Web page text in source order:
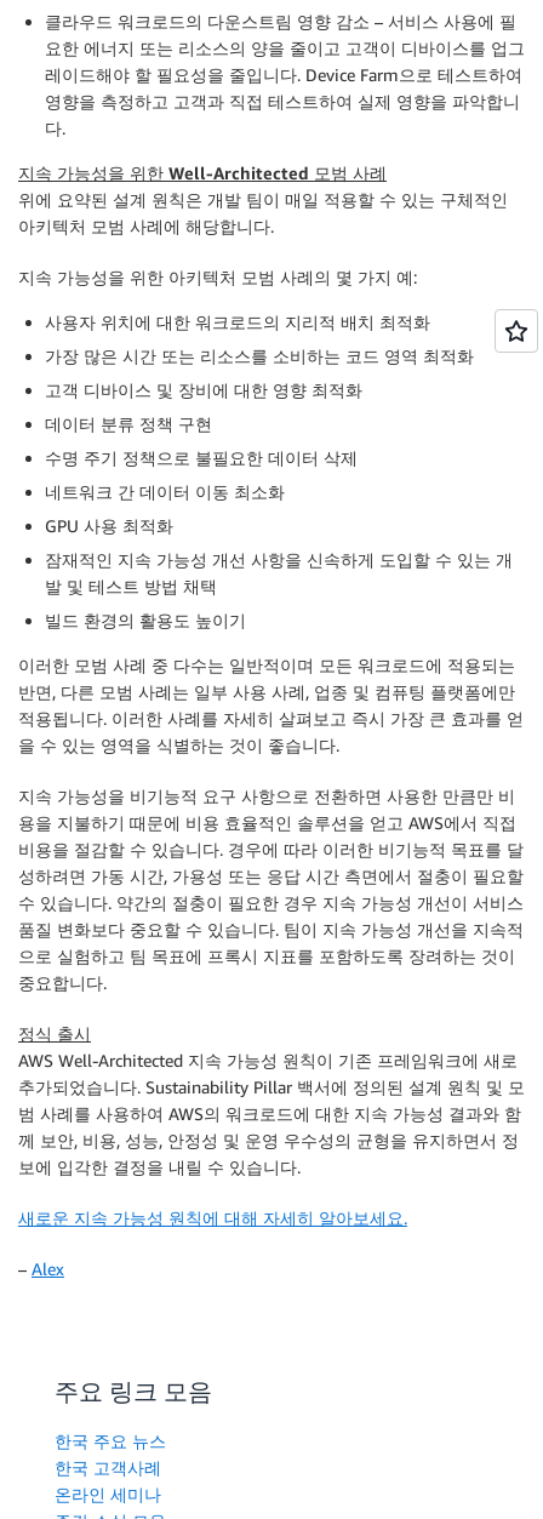
클라우드 워크로드의 다운스트림 영향 감소 – 서비스 사용에 필
요한 에너지 또는 리소스의 양을 줄이고 고객이 디바이스를 업그
레이드해야 할 필요성을 줄입니다. Device Farm으로 테스트하여
영향을 측정하고 고객과 직접 테스트하여 실제 영향을 파악합니
다.
지속 가능성을 위한 Well-Architected 모범 사례
위에 요약된 설계 원칙은 개발 팀이 매일 적용할 수 있는 구체적인
아키텍처 모범 사례에 해당합니다.
지속 가능성을 위한 아키텍처 모범 사례의 몇 가지 예:
사용자 위치에 대한 워크로드의 지리적 배치 최적화
가장 많은 시간 또는 리소스를 소비하는 코드 영역 최적화
고객 디바이스 및 장비에 대한 영향 최적화
데이터 분류 정책 구현
수명 주기 정책으로 불필요한 데이터 삭제
네트워크 간 데이터 이동 최소화
GPU 사용 최적화
잠재적인 지속 가능성 개선 사항을 신속하게 도입할 수 있는 개
발 및 테스트 방법 채택
빌드 환경의 활용도 높이기
이러한 모범 사례 중 다수는 일반적이며 모든 워크로드에 적용되는
반면, 다른 모범 사례는 일부 사용 사례, 업종 및 컴퓨팅 플랫폼에만
적용됩니다. 이러한 사례를 자세히 살펴보고 즉시 가장 큰 효과를 얻
을 수 있는 영역을 식별하는 것이 좋습니다.
지속 가능성을 비기능적 요구 사항으로 전환하면 사용한 만큼만 비
용을 지불하기 때문에 비용 효율적인 솔루션을 얻고 AWS에서 직접
비용을 절감할 수 있습니다. 경우에 따라 이러한 비기능적 목표를 달
성하려면 가동 시간, 가용성 또는 응답 시간 측면에서 절충이 필요할
수 있습니다. 약간의 절충이 필요한 경우 지속 가능성 개선이 서비스
품질 변화보다 중요할 수 있습니다. 팀이 지속 가능성 개선을 지속적
으로 실험하고 팀 목표에 프록시 지표를 포함하도록 장려하는 것이
중요합니다.
정식 출시
AWS Well-Architected 지속 가능성 원칙이 기존 프레임워크에 새로
추가되었습니다. Sustainability Pillar 백서에 정의된 설계 원칙 및 모
범 사례를 사용하여 AWS의 워크로드에 대한 지속 가능성 결과와 함
께 보안, 비용, 성능, 안정성 및 운영 우수성의 균형을 유지하면서 정
보에 입각한 결정을 내릴 수 있습니다.
새로운 지속 가능성 원칙에 대해 자세히 알아보세요.
– Alex
주요 링크 모음
한국 주요 뉴스
한국 고객사례
온라인 세미나